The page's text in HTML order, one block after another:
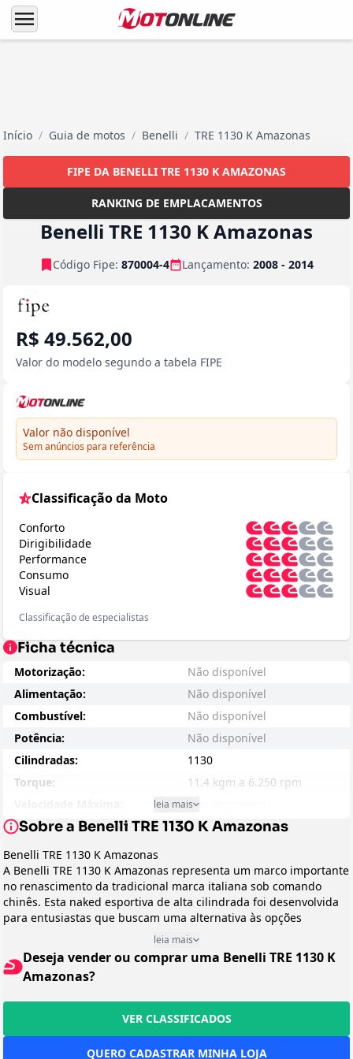
menu
Início / Guia de motos / Benelli / TRE 1130 K Amazonas
FIPE DA BENELLI TRE 1130 K AMAZONAS
RANKING DE EMPLACAMENTOS
Benelli TRE 1130 K Amazonas
Código Fipe: 870004-4 Lançamento: 2008 - 2014
R$ 49.562,00
Valor do modelo segundo a tabela FIPE
Valor não disponível
Sem anúncios para referência
Classificação da Moto
Conforto
Dirigibilidade
Performance
Consumo
Visual
Classificação de especialistas
Ficha técnica
Motorização:
Não disponível
Alimentação:
Não disponível
Combustível:
Não disponível
Potência:
Não disponível
Cilindradas:
1130
Torque:
11.4 kgm a 6.250 rpm
Não disponível
Consumo - Cidade:
Não disponível
Consumo - Estrada:
Entre-eixos:
1530
Peso:
208
Suspensão Dianteira:
Não disponível
Não disponível
Freio:
Não disponível
Preço Sugerido:
Arrefecimento:
Líquido
Peso em Movimento:
Não disponível
Não disponível
leia mais
Sobre a Benelli TRE 1130 K Amazonas
Benelli TRE 1130 K Amazonas
A Benelli TRE 1130 K Amazonas representa um marco importante
no renascimento da tradicional marca italiana sob comando
chinês. Esta naked esportiva de alta cilindrada foi desenvolvida
para entusiastas que buscam uma alternativa às opções
convencionais do mercado, oferecendo uma combinação única
de design italiano, desempenho vigoroso e exclusividade nas
ruas. Batizada em homenagem ao mercado brasileiro, a
Amazonas é uma motocicleta que não passa despercebida, seja
Enquadrada na categoria naked, a TRE 1130 K Amazonas exibe
leia mais
Deseja vender ou comprar uma Benelli TRE 1130 K
Amazonas?
VER CLASSIFICADOS
QUERO CADASTRAR MINHA LOJA